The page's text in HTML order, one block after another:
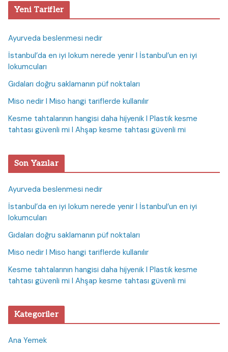
Yeni Tarifler
Ayurveda beslenmesi nedir
İstanbul’da en iyi lokum nerede yenir I İstanbul’un en iyi
lokumcuları
Gıdaları doğru saklamanın püf noktaları
Miso nedir I Miso hangi tariflerde kullanılır
Kesme tahtalarının hangisi daha hijyenik I Plastik kesme
tahtası güvenli mi I Ahşap kesme tahtası güvenli mi
Son Yazılar
Ayurveda beslenmesi nedir
İstanbul’da en iyi lokum nerede yenir I İstanbul’un en iyi
lokumcuları
Gıdaları doğru saklamanın püf noktaları
Miso nedir I Miso hangi tariflerde kullanılır
Kesme tahtalarının hangisi daha hijyenik I Plastik kesme
tahtası güvenli mi I Ahşap kesme tahtası güvenli mi
Kategoriler
Ana Yemek